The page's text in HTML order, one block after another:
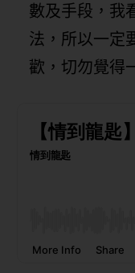
數及手段，我
法，所以一定
歡，切勿覺得